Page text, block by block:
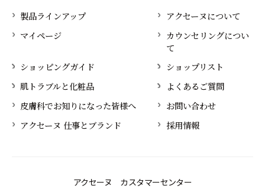
製品ラインアップ
アクセーヌについて
マイページ
カウンセリングについ
て
ショッピングガイド
ショップリスト
肌トラブルと化粧品
よくあるご質問
皮膚科でお知りになった皆様へ
お問い合わせ
アクセーヌ 仕事とブランド
採用情報
アクセーヌ カスタマーセンター